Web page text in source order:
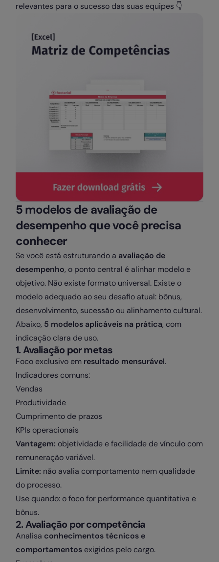
relevantes para o sucesso das suas equipes 👇
5 modelos de avaliação de
desempenho que você precisa
conhecer
Se você está estruturando a avaliação de
desempenho, o ponto central é alinhar modelo e
objetivo. Não existe formato universal. Existe o
modelo adequado ao seu desafio atual: bônus,
desenvolvimento, sucessão ou alinhamento cultural.
Abaixo, 5 modelos aplicáveis na prática, com
indicação clara de uso.
1️. Avaliação por metas
Foco exclusivo em resultado mensurável.
Indicadores comuns:
Vendas
Produtividade
Cumprimento de prazos
KPIs operacionais
Vantagem: objetividade e facilidade de vínculo com
remuneração variável.
Limite: não avalia comportamento nem qualidade
do processo.
Use quando: o foco for performance quantitativa e
bônus.
2️. Avaliação por competência
Analisa conhecimentos técnicos e
comportamentos exigidos pelo cargo.